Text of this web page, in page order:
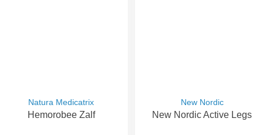
Natura Medicatrix
Hemorobee Zalf
New Nordic
New Nordic Active Legs